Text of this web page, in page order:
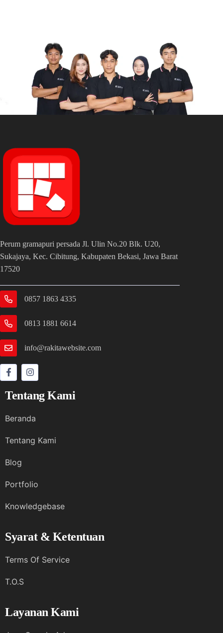
Perum gramapuri persada Jl. Ulin No.20 Blk. U20,
Sukajaya, Kec. Cibitung, Kabupaten Bekasi, Jawa Barat
17520
0857 1863 4335
0813 1881 6614
info@rakitawebsite.com
Tentang Kami
Beranda
Tentang Kami
Blog
Portfolio
Knowledgebase
Syarat & Ketentuan
Terms Of Service
T.O.S
Layanan Kami